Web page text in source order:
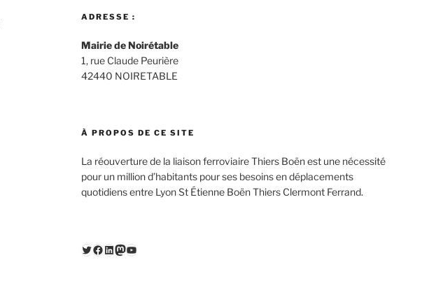
ADRESSE :
Mairie de Noirétable
1, rue Claude Peurière
42440 NOIRETABLE
À PROPOS DE CE SITE
La réouverture de la liaison ferroviaire Thiers Boën est une nécessité
pour un million d’habitants pour ses besoins en déplacements
quotidiens entre Lyon St Étienne Boën Thiers Clermont Ferrand.
Twitter
Facebook
LinkedIn
Mastodon
YouTube